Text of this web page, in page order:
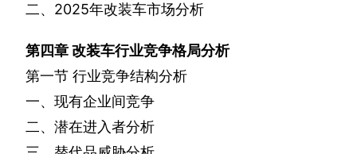
二、 2025年改装车市场分析
第四章改装车行业竞争格局分析
第一节 行业竞争结构分析
一、现有企业间竞争
二、潜在进入者分析